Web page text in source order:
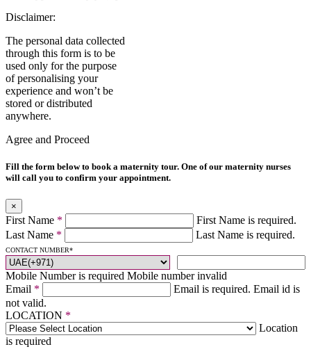
Disclaimer:
The personal data collected
through this form is to be
used only for the purpose
of personalising your
experience and won’t be
stored or distributed
anywhere.
Agree and Proceed
Fill the form below to book a maternity tour. One of our maternity nurses
will call you to confirm your appointment.
×
First Name *
First Name is required.
Last Name * Last Name is required.
CONTACT NUMBER*
Mobile Number is required Mobile number invalid
Email * Email is required. Email id is
not valid.
LOCATION *
Location
is required